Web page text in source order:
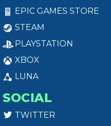
EPIC GAMES STORE
STEAM
PLAYSTATION
XBOX
LUNA
SOCIAL
TWITTER